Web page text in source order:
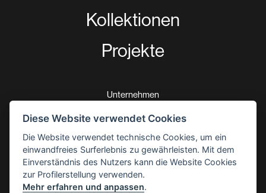
Kollektionen
Projekte
Unternehmen
Nachrichten
Download
Zertifizierungen
5 Jahre Garantie
Diese Website verwendet Cookies
Die Website verwendet technische Cookies, um ein
einwandfreies Surferlebnis zu gewährleisten. Mit dem
Einverständnis des Nutzers kann die Website Cookies
zur Profilerstellung verwenden.
Mehr erfahren und anpassen.